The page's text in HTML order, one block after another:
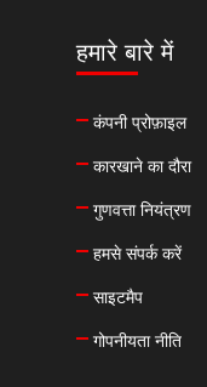
हमारे बारे में
कंपनी प्रोफ़ाइल
कारखाने का दौरा
गुणवत्ता नियंत्रण
हमसे संपर्क करें
साइटमैप
गोपनीयता नीति